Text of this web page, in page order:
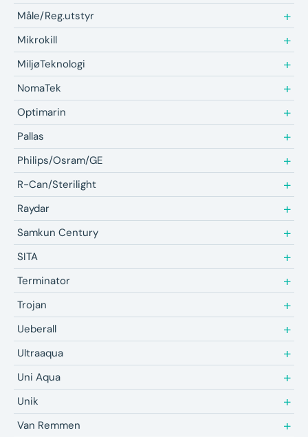
Måle/Reg.utstyr
Mikrokill
MiljøTeknologi
NomaTek
Optimarin
Pallas
Philips/Osram/GE
R-Can/Sterilight
Raydar
Samkun Century
SITA
Terminator
Trojan
Ueberall
Ultraaqua
Uni Aqua
Unik
Van Remmen